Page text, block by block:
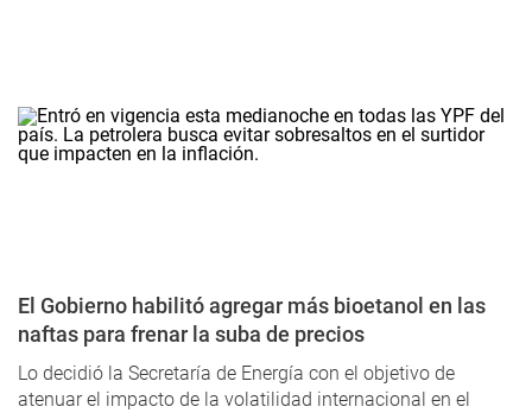
El Gobierno habilitó agregar más bioetanol en las
naftas para frenar la suba de precios
Lo decidió la Secretaría de Energía con el objetivo de
atenuar el impacto de la volatilidad internacional en el